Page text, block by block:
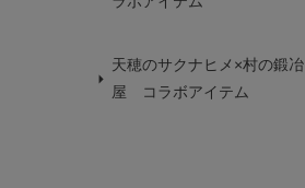
天穂のサクナヒメ×村の鍛冶
屋 コラボアイテム